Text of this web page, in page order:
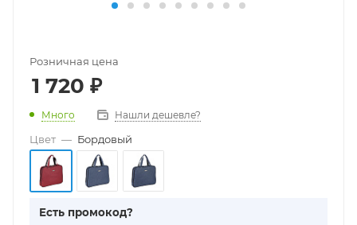
Розничная цена
1 720 ₽
Много Нашли дешевле?
Цвет — Бордовый
Есть промокод?